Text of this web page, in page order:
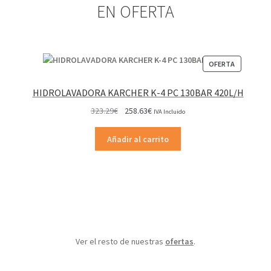
de
producto
EN OFERTA
OFERTA
EN
HIDROLAVADORA KARCHER K-4 PC 130BAR 420L/H
323.29€
original
era:
258.63€El
actual
es:
IVA Incluido
Añadir al carrito
Ver el resto de nuestras ofertas.